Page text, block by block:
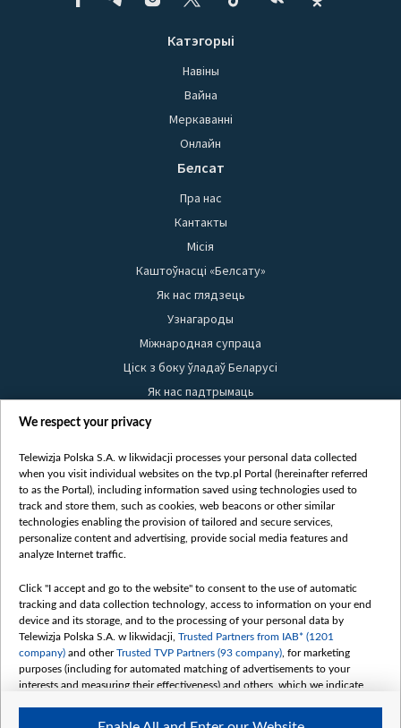
Катэгорыі
Навіны
Вайна
Меркаванні
Онлайн
Белсат
Пра нас
Кантакты
Місія
Каштоўнасці «Белсату»
Як нас глядзець
Узнагароды
Міжнародная супраца
Ціск з боку ўладаў Беларусі
Як нас падтрымаць
Правілы выкарыстання матэрыялаў
Бяспека
Youtube
Белсат news
Белсат Shorts
Жэстачайшы мульт
Belsat English
Biełsat PL
Белсат Now
Белсат History
Белсат Music
We respect your privacy
Telewizja Polska S.A. w likwidacji processes your personal data collected
when you visit individual websites on the tvp.pl Portal (hereinafter referred
to as the Portal), including information saved using technologies used to
track and store them, such as cookies, web beacons or other similar
technologies enabling the provision of tailored and secure services,
personalize content and advertising, provide social media features and
analyze Internet traffic.
Click "I accept and go to the website" to consent to the use of automatic
tracking and data collection technology, access to information on your end
device and its storage, and to the processing of your personal data by
Telewizja Polska S.A. w likwidacji, Trusted Partners from IAB* (1201
company) and otherTrusted TVP Partners (93 company) , for marketing
purposes (including for automated matching of advertisements to your
interests and measuring their effectiveness) and others, which we indicate